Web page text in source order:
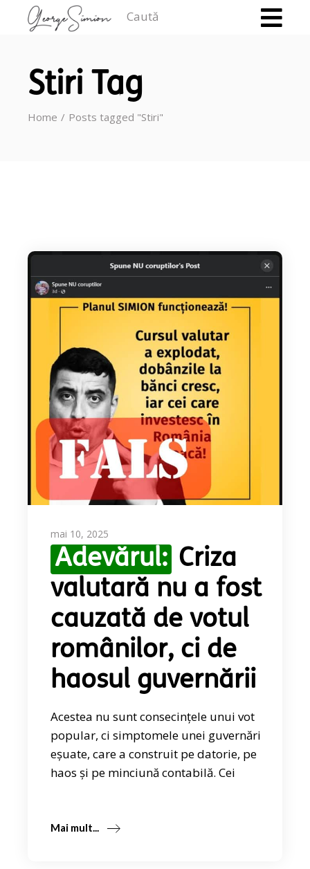
Stiri Tag
Home Posts tagged "Stiri"
mai 10, 2025
Adevărul: Criza
valutară nu a fost
cauzată de votul
românilor, ci de
haosul guvernării
Acestea nu sunt consecințele unui vot
popular, ci simptomele unei guvernări
eșuate, care a construit pe datorie, pe
haos și pe minciună contabilă. Cei
Mai mult...